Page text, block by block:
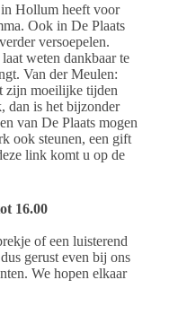
Hollum heeft voor
Ook in De Plaats
versoepelen.
weten dankbaar te
Van der Meulen:
zijn moeilijke tijden
dan is het bijzonder
van De Plaats mogen
ook steunen, een gift
link komt u op de
16.00
of een luisterend
gerust even bij ons
We hopen elkaar